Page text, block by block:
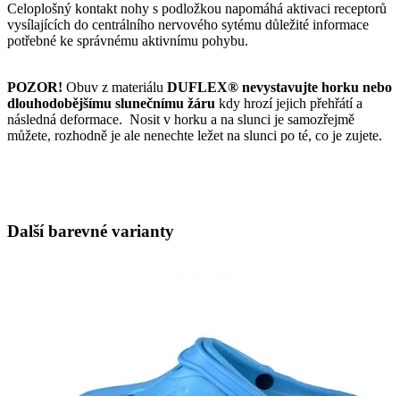
Celoplošný kontakt nohy s podložkou napomáhá aktivaci receptorů
vysílajících do centrálního nervového sytému důležité informace
potřebné ke správnému aktivnímu pohybu.
POZOR! Obuv z materiálu DUFLEX® nevystavujte horku nebo
dlouhodobějšímu slunečnímu žáru kdy hrozí jejich přehřátí a
následná deformace. Nosit v horku a na slunci je samozřejmě
můžete, rozhodně je ale nenechte ležet na slunci po té, co je zujete.
Další barevné varianty